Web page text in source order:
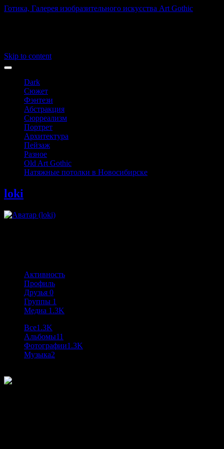
Готика, Галерея изобразительного искусства Art Gothic
Skip to content
Dark
Сюжет
Фэнтези
Абстракция
Сюрреализм
Портрет
Архитектура
Пейзаж
Разное
Old Art Gothic
Натяжные потолки в Новосибирске
loki
Активность
Профиль
Друзья 0
Группы 1
Медиа 1.3K
Все1.3K
Альбомы11
Фотографии1.3K
Музыка2